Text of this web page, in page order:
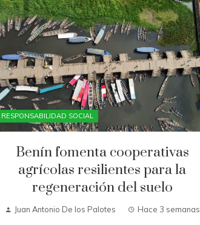
RESPONSABILIDAD SOCIAL
Benín fomenta cooperativas
agrícolas resilientes para la
regeneración del suelo
Juan Antonio De los Palotes Hace 3 semanas